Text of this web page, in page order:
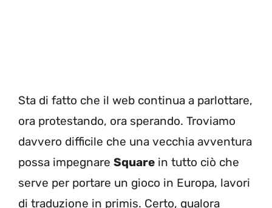
Sta di fatto che il web continua a parlottare,
ora protestando, ora sperando. Troviamo
davvero difficile che una vecchia avventura
possa impegnare Square in tutto ciò che
serve per portare un gioco in Europa, lavori
di traduzione in primis. Certo, qualora